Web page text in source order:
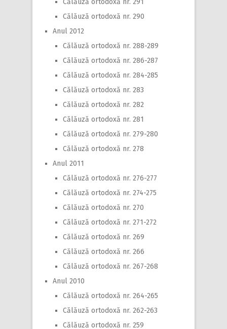
Călăuză ortodoxă nr. 290
Anul 2012
Călăuză ortodoxă nr. 288-289
Călăuză ortodoxă nr. 286-287
Călăuză ortodoxă nr. 284-285
Călăuză ortodoxă nr. 283
Călăuză ortodoxă nr. 282
Călăuză ortodoxă nr. 281
Călăuză ortodoxă nr. 279-280
Călăuză ortodoxă nr. 278
Anul 2011
Călăuză ortodoxă nr. 276-277
Călăuză ortodoxă nr. 274-275
Călăuză ortodoxă nr. 270
Călăuză ortodoxă nr. 271-272
Călăuză ortodoxă nr. 269
Călăuză ortodoxă nr. 266
Călăuză ortodoxă nr. 267-268
Anul 2010
Călăuză ortodoxă nr. 264-265
Călăuză ortodoxă nr. 262-263
Călăuză ortodoxă nr. 259